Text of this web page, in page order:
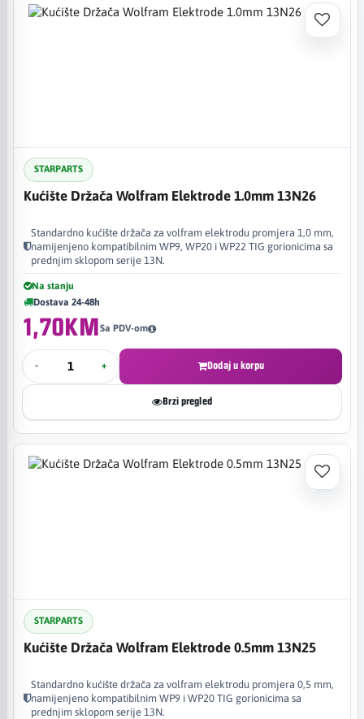
STARPARTS
Kućište Držača Wolfram Elektrode 1.0mm 13N26
Standardno kućište držača za volfram elektrodu promjera 1,0 mm,
namijenjeno kompatibilnim WP9, WP20 i WP22 TIG gorionicima sa
prednjim sklopom serije 13N.
Na stanju
Dostava 24-48h
1,70KMSa PDV-om
- + Dodaj u korpu
Brzi pregled
STARPARTS
Kućište Držača Wolfram Elektrode 0.5mm 13N25
Standardno kućište držača za volfram elektrodu promjera 0,5 mm,
namijenjeno kompatibilnim WP9 i WP20 TIG gorionicima sa
prednjim sklopom serije 13N.